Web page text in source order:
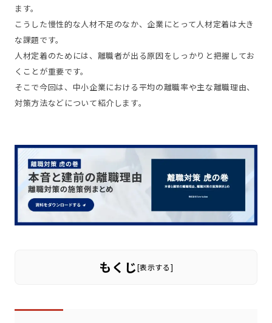
ます。
こうした慢性的な人材不足のなか、企業にとって人材定着は大き
な課題です。
人材定着のためには、離職者が出る原因をしっかりと把握してお
くことが重要です。
そこで今回は、中小企業における平均の離職率や主な離職理由、
対策方法などについて紹介します。
もくじ[表示する]